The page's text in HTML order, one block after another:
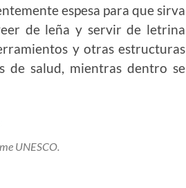
espesa para que sirva
de leña y servir de letrina
y otras estructuras
de salud, mientras dentro se
UNESCO.